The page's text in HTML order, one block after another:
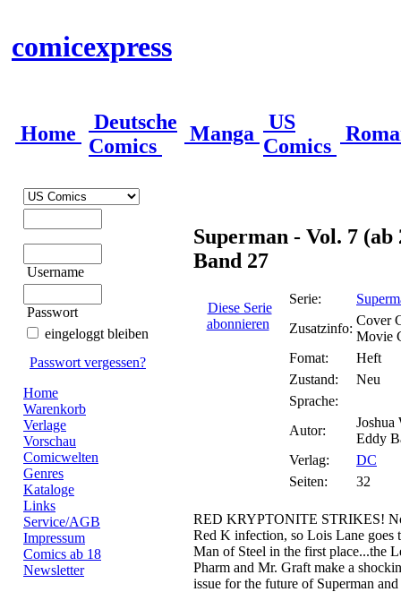
comicexpress
Home
Deutsche
Comics
Manga
US
Comics
Username
Passwort
eingeloggt bleiben
Passwort vergessen?
Home
Warenkorb
Verlage
Vorschau
Comicwelten
Genres
Kataloge
Links
Service/AGB
Impressum
Comics ab 18
Newsletter
Superman - Vol. 7 (ab
Band 27
Diese Serie
abonnieren
Serie:
Zusatzinfo:
Cover
Movie
Fomat:
Heft
Zustand:
Neu
Sprache:
Autor:
Joshua
Eddy
Verlag:
DC
Seiten:
32
RED KRYPTONITE STRIKES!
Red K infection, so Lois Lane goes
Man of Steel in the first place...the
Pharm and Mr. Graft make a
issue for the future of Superman